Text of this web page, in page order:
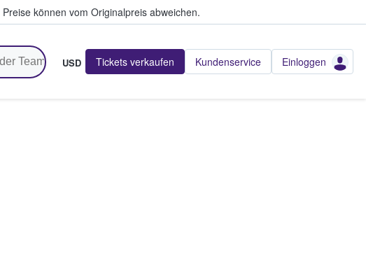
Preise können vom Originalpreis abweichen.
USD Tickets verkaufen Kundenservice Einloggen